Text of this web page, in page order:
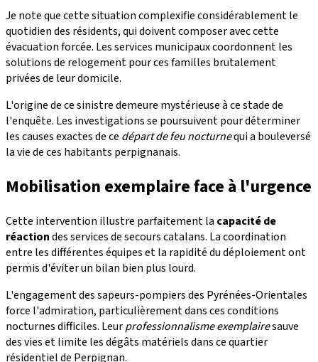
Je note que cette situation complexifie considérablement le
quotidien des résidents, qui doivent composer avec cette
évacuation forcée. Les services municipaux coordonnent les
solutions de relogement pour ces familles brutalement
privées de leur domicile.
L'origine de ce sinistre demeure mystérieuse à ce stade de
l'enquête. Les investigations se poursuivent pour déterminer
les causes exactes de ce départ de feu nocturnequi a bouleversé
la vie de ces habitants perpignanais.
Mobilisation exemplaire face à l'urgence
Cette intervention illustre parfaitement la capacité de
réactiondes services de secours catalans. La coordination
entre les différentes équipes et la rapidité du déploiement ont
permis d'éviter un bilan bien plus lourd.
L'engagement des sapeurs-pompiers des Pyrénées-Orientales
force l'admiration, particulièrement dans ces conditions
nocturnes difficiles. Leurprofessionnalisme exemplairesauve
des vies et limite les dégâts matériels dans ce quartier
résidentiel de Perpignan.